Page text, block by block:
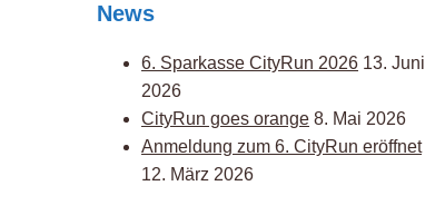
News
6. Sparkasse CityRun 2026 13. Juni
2026
CityRun goes orange 8. Mai 2026
Anmeldung zum 6. CityRun eröffnet
12. März 2026